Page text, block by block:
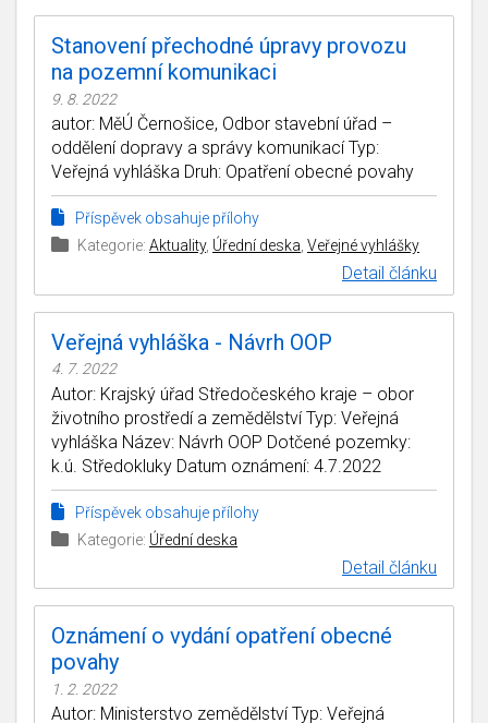
Stanovení přechodné úpravy provozu
na pozemní komunikaci
9. 8. 2022
autor: MěÚ Černošice, Odbor stavební úřad –
oddělení dopravy a správy komunikací Typ:
Veřejná vyhláška Druh: Opatření obecné povahy
Příspěvek obsahuje přílohy
Kategorie: Aktuality, Úřední deska, Veřejné vyhlášky
Detail článku
Veřejná vyhláška - Návrh OOP
4. 7. 2022
Autor: Krajský úřad Středočeského kraje – obor
životního prostředí a zemědělství Typ: Veřejná
vyhláška Název: Návrh OOP Dotčené pozemky:
k.ú. Středokluky Datum oznámení: 4.7.2022
Příspěvek obsahuje přílohy
Kategorie: Úřední deska
Detail článku
Oznámení o vydání opatření obecné
povahy
1. 2. 2022
Autor: Ministerstvo zemědělství Typ: Veřejná